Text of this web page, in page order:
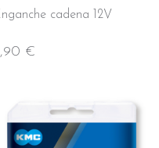
cadena 12V
€